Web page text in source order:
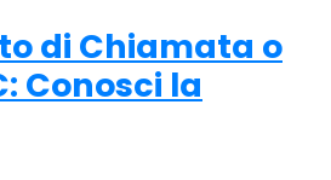
di Chiamata o
Conosci la